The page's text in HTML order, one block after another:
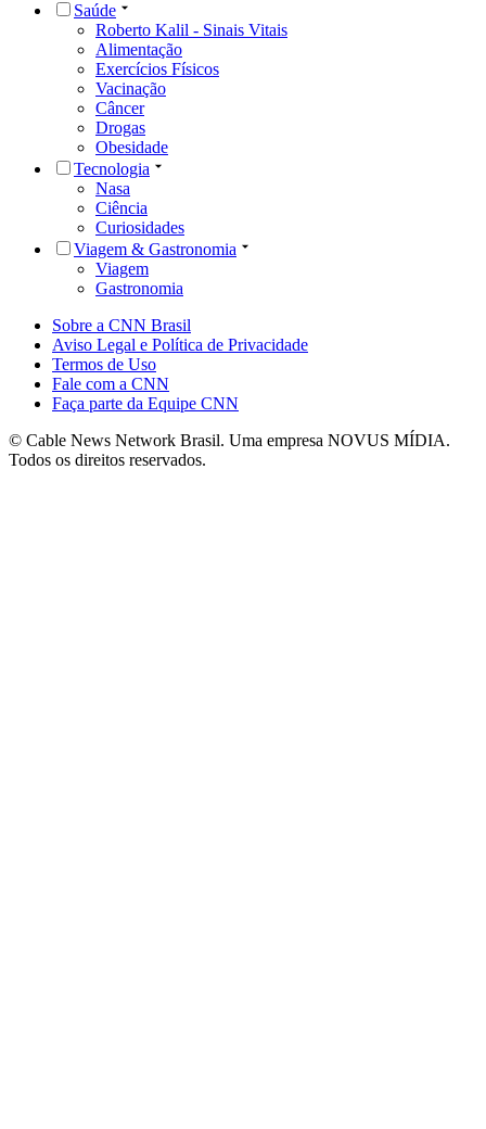
Saúde
Roberto Kalil - Sinais Vitais
Alimentação
Exercícios Físicos
Vacinação
Câncer
Drogas
Obesidade
Tecnologia
Nasa
Ciência
Curiosidades
Viagem & Gastronomia
Viagem
Gastronomia
Sobre a CNN Brasil
Aviso Legal e Política de Privacidade
Termos de Uso
Fale com a CNN
Faça parte da Equipe CNN
© Cable News Network Brasil. Uma empresa NOVUS MÍDIA.
Todos os direitos reservados.